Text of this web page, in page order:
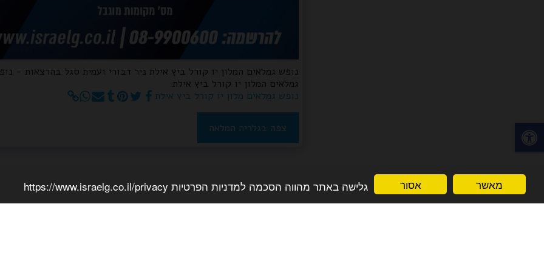
מאשר אסור גלישה באתר מהווה הסכמה למדניות הפרטיות https://www.israelg.co.il/privacy
נופש גמלאים המלון יו קורל ביץ אילת ניר דבורי ועמית סגל בהרצאות -
גמלאים המלון יו קורל ביץ אילת
נופש גמלאים מלון יו קורל ביץ אילת
צפה בגלריה המלאה
בקשה